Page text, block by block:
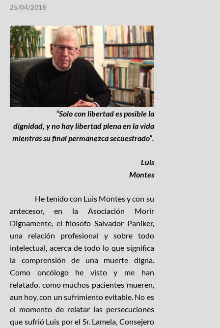
25/04/2018
“Solo con libertad es posible la
dignidad, y no hay libertad plena en la vida
mientras su final permanezca secuestrado”.
Luis
Montes
He tenido con Luis Montes y con su
antecesor, en la Asociación Morir
Dignamente, el filosofo Salvador Paniker,
una relación profesional y sobre todo
intelectual, acerca de todo lo que significa
la comprensión de una muerte digna.
Como oncólogo he visto y me han
relatado, como muchos pacientes mueren,
aun hoy, con un sufrimiento evitable. No es
el momento de relatar las persecuciones
que sufrió Luis por el Sr. Lamela, Consejero